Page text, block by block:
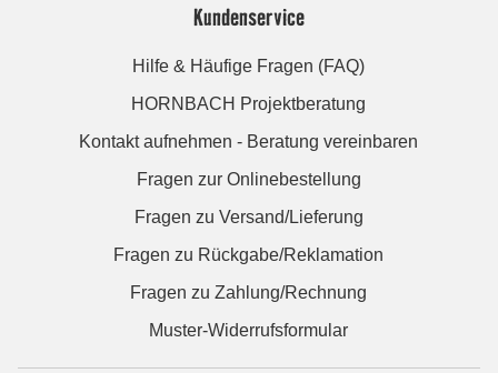
Kundenservice
Hilfe & Häufige Fragen (FAQ)
HORNBACH Projektberatung
Kontakt aufnehmen - Beratung vereinbaren
Fragen zur Onlinebestellung
Fragen zu Versand/Lieferung
Fragen zu Rückgabe/Reklamation
Fragen zu Zahlung/Rechnung
Muster-Widerrufsformular